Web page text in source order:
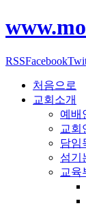
RSSFacebook
처음으로
교회소개
예배
교회
담임
섬기
교육